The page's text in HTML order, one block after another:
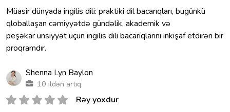
Müasir dünyada ingilis dili: praktiki dil bacarıqları, bugünkü
qloballaşan cəmiyyətdə gündəlik, akademik və
peşəkar ünsiyyət üçün ingilis dili bacarıqlarını inkişaf etdirən bir
proqramdır.
Shenna Lyn Baylon
10 ildən artıq
Rəy yoxdur